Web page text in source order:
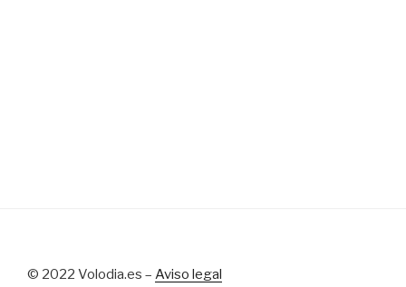
© 2022 Volodia.es – Aviso legal